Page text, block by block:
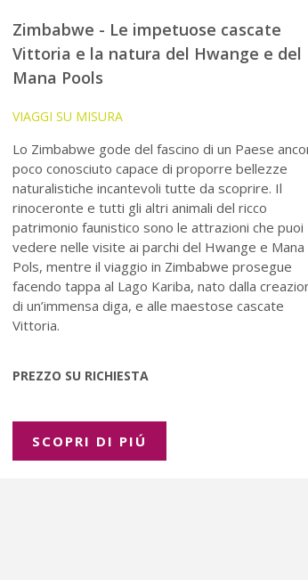
Zimbabwe - Le impetuose cascate
Vittoria e la natura del Hwange e del
Mana Pools
VIAGGI SU MISURA
Lo Zimbabwe gode del fascino di un Paese
poco conosciuto capace di proporre bellezze
naturalistiche incantevoli tutte da scoprire. Il
rinoceronte e tutti gli altri animali del ricco
patrimonio faunistico sono le attrazioni che puoi
vedere nelle visite ai parchi del Hwange e Mana
Pols, mentre il viaggio in Zimbabwe prosegue
facendo tappa al Lago Kariba, nato dalla
di un’immensa diga, e alle maestose cascate
Vittoria.
PREZZO SU RICHIESTA
SCOPRI DI PIÚ